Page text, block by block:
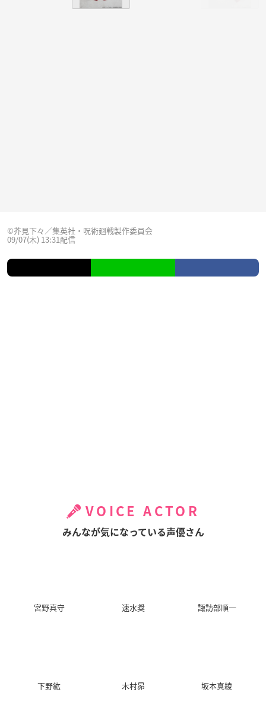
©芥見下々／集英社・呪術廻戦製作委員会
09/07(木) 13:31配信
VOICE ACTOR
みんなが気になっている声優さん
宮野真守 速水奨 諏訪部順一
下野紘 木村昴 坂本真綾